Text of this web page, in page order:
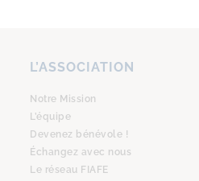
L’ASSOCIATION
Notre Mission
L’équipe
Devenez bénévole !
Échangez avec nous
Le réseau FIAFE